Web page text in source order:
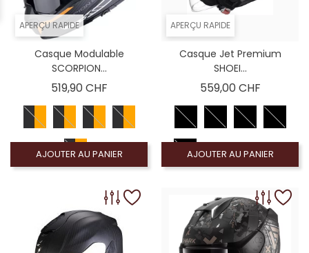
APERÇU RAPIDE
Casque Modulable
SCORPION...
519,90 CHFPrix
AJOUTER AU PANIER
APERÇU RAPIDE
Casque Jet Premium
SHOEI...
559,00 CHFPrix
AJOUTER AU PANIER